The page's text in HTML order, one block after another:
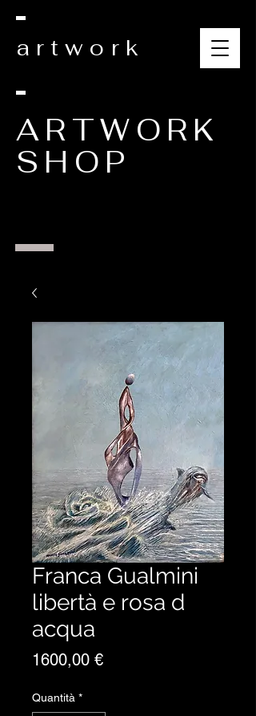
artwork
ARTWORK
SHOP
Franca Gualmini
libertà e rosa d
acqua
1600,00 €Prezzo
Quantità *